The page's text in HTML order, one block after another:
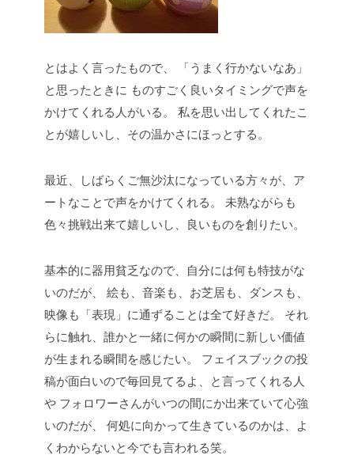
とはよく言ったもので、
「うまく行かないなあ」
と思ったときに ものすごく良いタイミングで声を
かけてくれる人がいる。
私を思い出してくれたこ
とが嬉しいし、その温かさにほっとする。
最近、しばらくご無沙汰になっている方々が、ア
ートなことで声をかけてくれる。
未熟ながらも
色々挑戦出来て嬉しいし、良いものを創りたい。
基本的に器用貧乏なので、自分には何も特技がな
いのだが、
絵も、音楽も、お芝居も、ダンスも、
映像も「表現」に通ずることは全て好きだ。
それ
らに触れ、誰かと一緒に何かの瞬間に新しい価値
が生まれる瞬間を感じたい。
フェイスブックの投
稿が面白いので毎回見てるよ、と言ってくれる人
や フォロワーさんがいつの間にか出来ていて心強
いのだが、
何処に向かって生きているのかは、よ
くわからないと今でも言われる笑。